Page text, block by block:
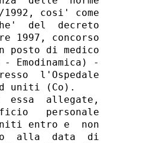
cosi' come
del  decreto
1997, concorso
di medico
-
l'Ospedale
uniti (Co).
essa  allegate,
personale
entro e  non
alla  data  di